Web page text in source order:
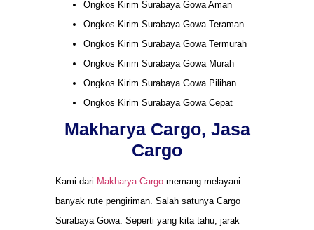
Ongkos Kirim Surabaya Gowa Aman
Ongkos Kirim Surabaya Gowa Teraman
Ongkos Kirim Surabaya Gowa Termurah
Ongkos Kirim Surabaya Gowa Murah
Ongkos Kirim Surabaya Gowa Pilihan
Ongkos Kirim Surabaya Gowa Cepat
Makharya Cargo, Jasa
Cargo
Kami dari Makharya Cargo memang melayani
banyak rute pengiriman. Salah satunya Cargo
Surabaya Gowa. Seperti yang kita tahu, jarak